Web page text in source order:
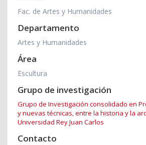
Fac. de Artes y Humanidades
Departamento
Artes y Humanidades
Área
Escultura
Grupo de investigación
Grupo de Investigación consolidado en
y nuevas técnicas, entre la historia y la
Universidad Rey Juan Carlos
Contacto